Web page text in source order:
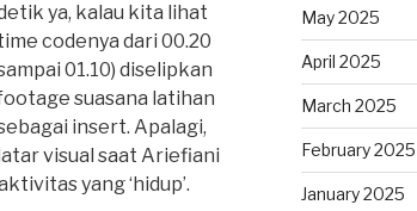
ya, kalau kita lihat
codenya dari 00.20
01.10) diselipkan
suasana latihan
insert. Apalagi,
latar visual saat Ariefiani
yang ‘hidup’.
May 2025
April 2025
March 2025
February 2025
January 2025